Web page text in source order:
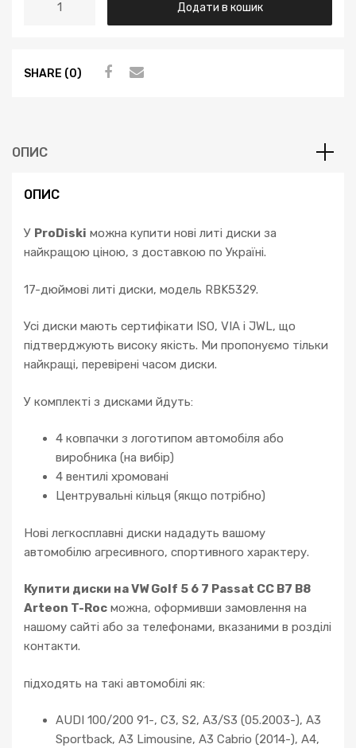
грн.6,950.00.грн.6,450.00.
VW
7
CC
B7
Tiguan
Додати в кошик
SHARE (0)
ОПИС
ОПИС
У ProDiski можна купити нові литі диски за
найкращою ціною, з доставкою по Україні.
17-дюймові литі диски, модель RBK5329.
Усі диски мають сертифікати ISO, VIA і JWL, що
підтверджують високу якість. Ми пропонуємо тільки
найкращі, перевірені часом диски.
У комплекті з дисками йдуть:
4 ковпачки з логотипом автомобіля або
виробника (на вибір)
4 вентилі хромовані
Центрувальні кільця (якщо потрібно)
Нові легкосплавні диски нададуть вашому
автомобілю агресивного, спортивного характеру.
Купити диски на VW Golf 5 6 7 Passat CC B7 B8
Arteon T-Roc можна, оформивши замовлення на
нашому сайті або за телефонами, вказаними в розділі
контакти.
підходять на такі автомобілі як:
AUDI 100/200 91-, C3, S2, A3/S3 (05.2003-), A3
Sportback, A3 Limousine, A3 Cabrio (2014-), A4,